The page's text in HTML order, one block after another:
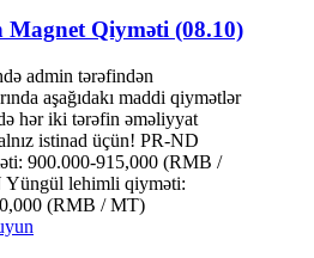
Qiyməti (08.10)
admin tərəfindən
aşağıdakı maddi qiymətlər
hər iki tərəfin əməliyyat
istinad üçün! PR-ND
900.000-915,000 (RMB /
lehimli qiyməti:
(RMB / MT)